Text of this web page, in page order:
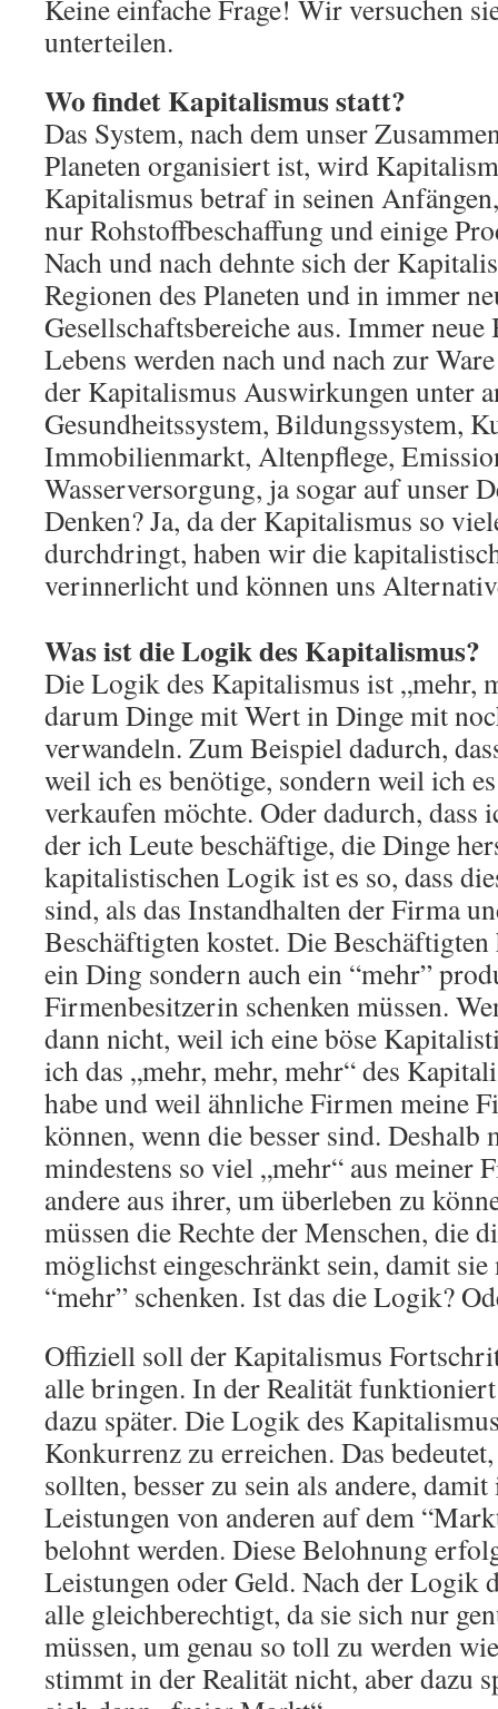
Keine einfache Frage! Wir versuchen
unterteilen.
Wo findet Kapitalismus statt?
Das System, nach dem unser
Planeten organisiert ist, wird
Kapitalismus betraf in seinen
nur Rohstoffbeschaffung und einige
Nach und nach dehnte sich der
Regionen des Planeten und in immer
Gesellschaftsbereiche aus. Immer neue
Lebens werden nach und nach zur
der Kapitalismus Auswirkungen unter
Gesundheitssystem, Bildungssystem,
Immobilienmarkt, Altenpflege,
Wasserversorgung, ja sogar auf unser
Denken? Ja, da der Kapitalismus so
durchdringt, haben wir die
verinnerlicht und können uns
Was ist die Logik des Kapitalismus?
Die Logik des Kapitalismus ist „mehr,
darum Dinge mit Wert in Dinge mit
verwandeln. Zum Beispiel dadurch,
weil ich es benötige, sondern weil ich
verkaufen möchte. Oder dadurch, dass
der ich Leute beschäftige, die Dinge
kapitalistischen Logik ist es so, dass
sind, als das Instandhalten der Firma
Beschäftigten kostet. Die
ein Ding sondern auch ein “mehr”
Firmenbesitzerin schenken müssen.
dann nicht, weil ich eine böse
ich das „mehr, mehr, mehr“ des
habe und weil ähnliche Firmen meine
können, wenn die besser sind. Deshalb
mindestens so viel „mehr“ aus meiner
andere aus ihrer, um überleben zu
müssen die Rechte der Menschen, die
möglichst eingeschränkt sein, damit
“mehr” schenken. Ist das die Logik?
Offiziell soll der Kapitalismus
alle bringen. In der Realität
dazu später. Die Logik des
Konkurrenz zu erreichen. Das
sollten, besser zu sein als andere,
Leistungen von anderen auf dem
belohnt werden. Diese Belohnung
Leistungen oder Geld. Nach der Logik
alle gleichberechtigt, da sie sich nur
müssen, um genau so toll zu werden
stimmt in der Realität nicht, aber dazu